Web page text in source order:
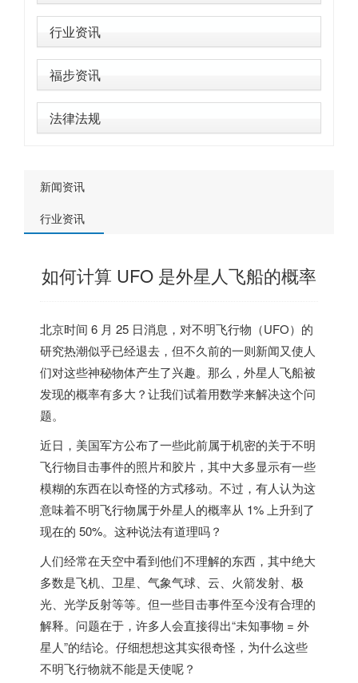
行业资讯
福步资讯
法律法规
新闻资讯
行业资讯
如何计算 UFO 是外星人飞船的概率
北京时间 6 月 25 日消息，对不明飞行物（UFO）的
研究热潮似乎已经退去，但不久前的一则新闻又使人
们对这些神秘物体产生了兴趣。那么，外星人飞船被
发现的概率有多大？让我们试着用数学来解决这个问
题。
近日， 美国军方公布了一些此前属于机密的关于不明
飞行物目击事件的照片和胶片，其中大多显示有一些
模糊的东西在以奇怪的方式移动。不过， 有人认为这
意味着不明飞行物属于外星人的概率从 1% 上升到了
现在的 50%。这种说法有道理吗？
人们经常在天空中看到他们不理解的东西，其中绝大
多数是飞机、卫星、气象气球、云、火箭发射、极
光、光学反射等等。但一些目击事件至今没有合理的
解释。问题在于，许多人会直接得出“未知事物 = 外
星人”的结论。仔细想想这其实很奇怪，为什么这些
不明飞行物就不能是天使呢？